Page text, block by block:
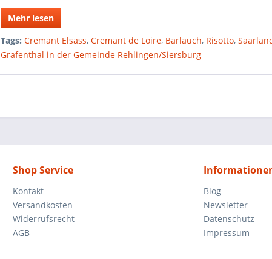
Mehr lesen
Tags: Cremant Elsass,Cremant de Loire, Bärlauch, Risotto,
Grafenthal in der Gemeinde Rehlingen/Siersburg
Shop Service
Kontakt
Versandkosten
Widerrufsrecht
AGB
Blog
Newsletter
Datenschutz
Impressum